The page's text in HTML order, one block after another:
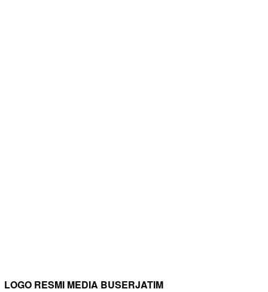
LOGO RESMI MEDIA BUSERJATIM